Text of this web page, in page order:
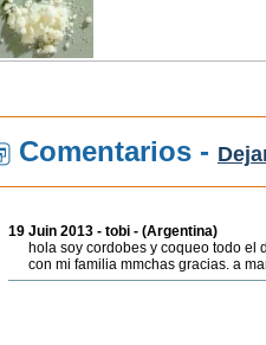
Comentarios -
19 Juin 2013 - tobi - (Argentina)
hola soy cordobes y coqueo todo el
con mi familia mmchas gracias. a